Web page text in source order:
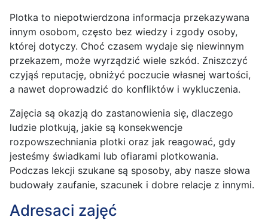
Plotka to niepotwierdzona informacja przekazywana
innym osobom, często bez wiedzy i zgody osoby,
której dotyczy. Choć czasem wydaje się niewinnym
przekazem, może wyrządzić wiele szkód. Zniszczyć
czyjąś reputację, obniżyć poczucie własnej wartości,
a nawet doprowadzić do konfliktów i wykluczenia.
Zajęcia są okazją do zastanowienia się, dlaczego
ludzie plotkują, jakie są konsekwencje
rozpowszechniania plotki oraz jak reagować, gdy
jesteśmy świadkami lub ofiarami plotkowania.
Podczas lekcji szukane są sposoby, aby nasze słowa
budowały zaufanie, szacunek i dobre relacje z innymi.
Adresaci zajęć